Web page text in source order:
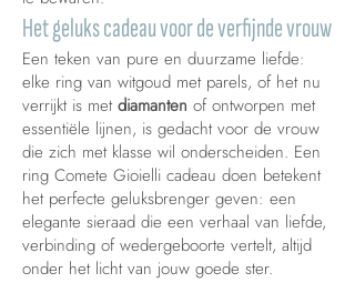
Het geluks cadeau voor de verfijnde vrouw
Een teken van pure en duurzame liefde:
elke ring van witgoud met parels, of het nu
verrijkt is met diamanten of ontworpen met
essentiële lijnen, is gedacht voor de vrouw
die zich met klasse wil onderscheiden. Een
ring Comete Gioielli cadeau doen betekent
het perfecte geluksbrenger geven: een
elegante sieraad die een verhaal van liefde,
verbinding of wedergeboorte vertelt, altijd
onder het licht van jouw goede ster.